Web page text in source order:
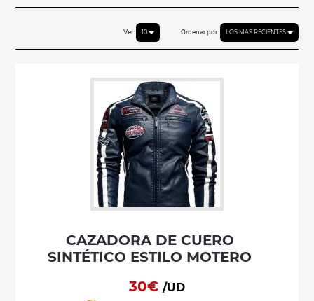
Ordenar por: LOS MÁS RECIENTES
Ver: 10
CAZADORA DE CUERO
SINTÉTICO ESTILO MOTERO
30€ /UD